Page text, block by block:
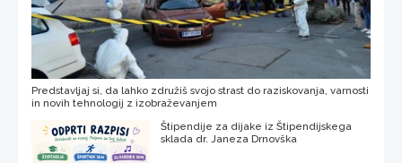
Predstavljaj si, da lahko združiš svojo strast do raziskovanja, varnosti
in novih tehnologij z izobraževanjem
Štipendije za dijake iz Štipendijskega
sklada dr. Janeza Drnovška